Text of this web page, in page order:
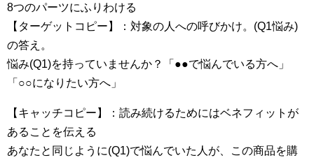
8つのパーツにふりわける
【ターゲットコピー】：対象の人への呼びかけ。(Q1悩み)
の答え。
悩み(Q1)を持っていませんか？「●●で悩んでいる方へ」
「○○になりたい方へ」
【キャッチコピー】：読み続けるためにはベネフィットが
あることを伝える
あなたと同じように(Q1)で悩んでいた人が、この商品を購